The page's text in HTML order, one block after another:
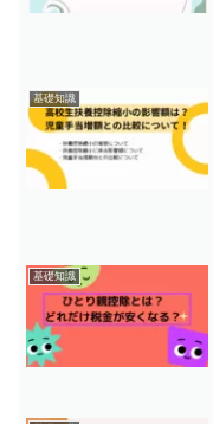
基礎知識
基礎知識